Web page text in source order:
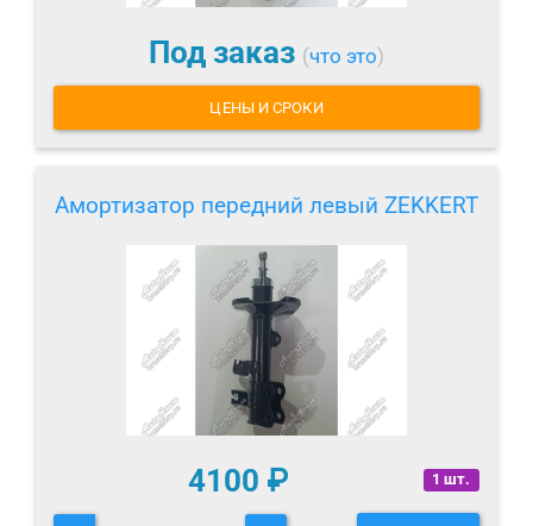
Под заказ (что это)
ЦЕНЫ И СРОКИ
Амортизатор передний левый ZEKKERT
1 шт.
4100 ₽